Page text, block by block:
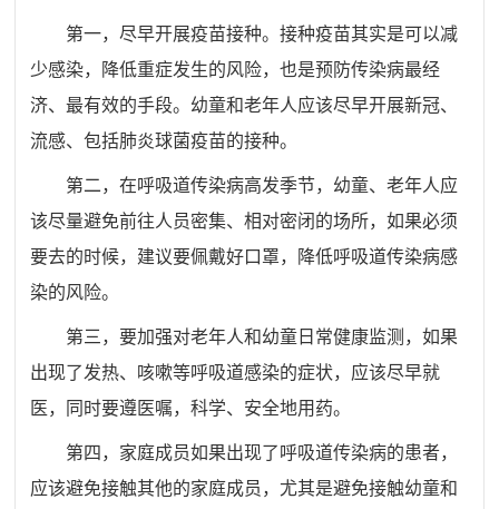
第一，尽早开展疫苗接种。接种疫苗其实是可以减
少感染，降低重症发生的风险，也是预防传染病最经
济、最有效的手段。幼童和老年人应该尽早开展新冠、
流感、包括肺炎球菌疫苗的接种。
第二，在呼吸道传染病高发季节，幼童、老年人应
该尽量避免前往人员密集、相对密闭的场所，如果必须
要去的时候，建议要佩戴好口罩，降低呼吸道传染病感
染的风险。
第三，要加强对老年人和幼童日常健康监测，如果
出现了发热、咳嗽等呼吸道感染的症状，应该尽早就
医，同时要遵医嘱，科学、安全地用药。
第四，家庭成员如果出现了呼吸道传染病的患者，
应该避免接触其他的家庭成员，尤其是避免接触幼童和